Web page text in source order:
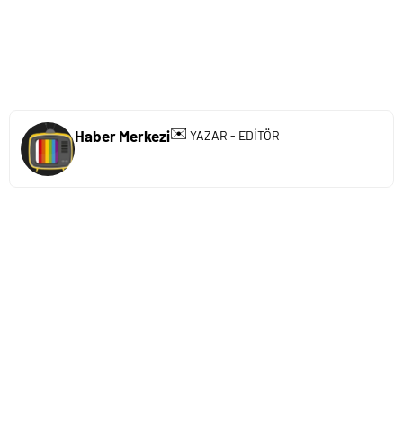
Haber Merkezi✉️ YAZAR - EDİTÖR